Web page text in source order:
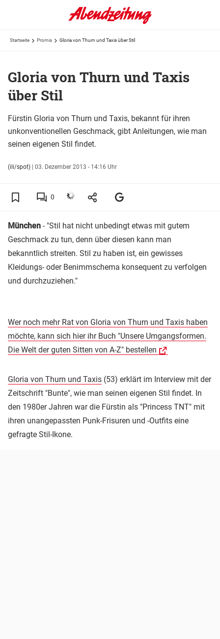
Startseite Promis Gloria von Thurn und Taxis über Stil
Gloria von Thurn und Taxis
über Stil
Fürstin Gloria von Thurn und Taxis, bekannt für ihren
unkonventionellen Geschmack, gibt Anleitungen, wie man
seinen eigenen Stil findet.
(ili/spot) | 03. Dezember 2013 - 14:16 Uhr
0
München - "Stil hat nicht unbedingt etwas mit gutem
Geschmack zu tun, denn über diesen kann man
bekanntlich streiten. Stil zu haben ist, ein gewisses
Kleidungs- oder Benimmschema konsequent zu verfolgen
und durchzuziehen."
Wer noch mehr Rat von Gloria von Thurn und Taxis haben
möchte, kann sich hier ihr Buch "Unsere Umgangsformen.
Die Welt der guten Sitten von A-Z" bestellen
Gloria von Thurn und Taxis (53) erklärt im Interview mit der
Zeitschrift "Bunte", wie man seinen eigenen Stil findet. In
den 1980er Jahren war die Fürstin als "Princess TNT" mit
ihren unangepassten Punk-Frisuren und -Outfits eine
gefragte Stil-Ikone.